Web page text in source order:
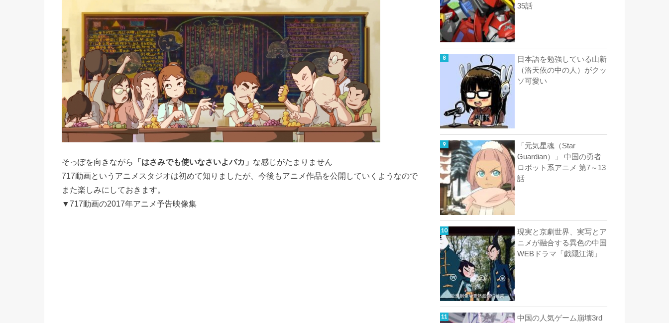
そっぽを向きながら 「はさみでも使いなさいよバカ」 な感じがたまりません
717動画というアニメスタジオは初めて知りましたが、今後もアニメ作品を公開していくようなので
また楽しみにしておきます。
▼717動画の2017年アニメ予告映像集
35話
日本語を勉強している山新
（洛天依の中の人）がクッ
ソ可愛い
「元気星魂（Star
Guardian）」 中国の勇者
ロボット系アニメ 第7～13
話
現実と京劇世界、実写とア
ニメが融合する異色の中国
WEBドラマ「戯隠江湖」
中国の人気ゲーム崩壊3rd